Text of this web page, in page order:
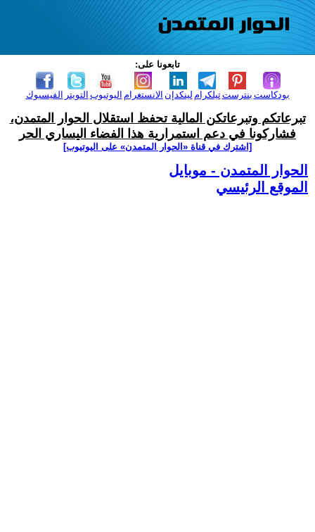
تابعونا على:
الفيسبوك التويتر اليوتيوب الانستغرام لينكدإن تيلكرامبنترست بودكاست
تبرعاتكم وتبرعاتكن المالية تحفظ استقلال الحوار المتمدن،
فشاركونا في دعم استمرارية هذا الفضاء اليساري الحر
[اشترك في قناة ‫«الحوار المتمدن» على اليوتيوب]
الحوار المتمدن - موبايل
الموقع الرئيسي